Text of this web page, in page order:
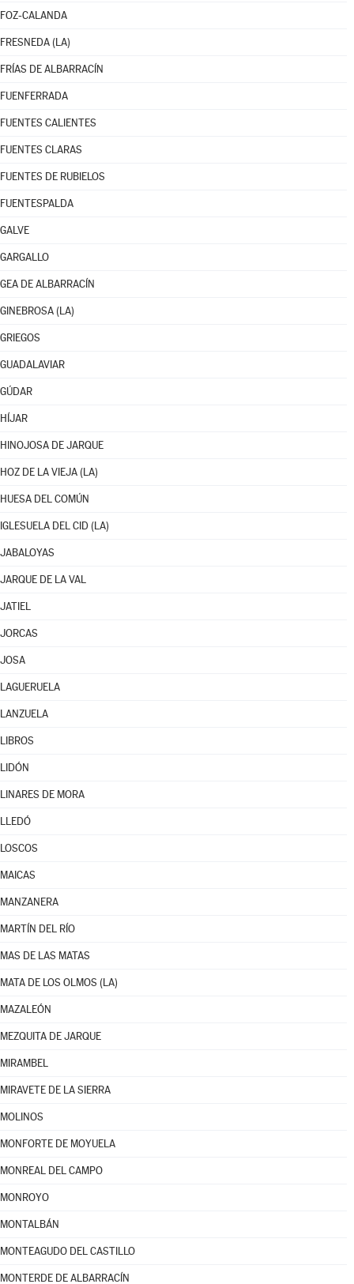
FOZ-CALANDA
FRESNEDA (LA)
FRÍAS DE ALBARRACÍN
FUENFERRADA
FUENTES CALIENTES
FUENTES CLARAS
FUENTES DE RUBIELOS
FUENTESPALDA
GALVE
GARGALLO
GEA DE ALBARRACÍN
GINEBROSA (LA)
GRIEGOS
GUADALAVIAR
GÚDAR
HÍJAR
HINOJOSA DE JARQUE
HOZ DE LA VIEJA (LA)
HUESA DEL COMÚN
IGLESUELA DEL CID (LA)
JABALOYAS
JARQUE DE LA VAL
JATIEL
JORCAS
JOSA
LAGUERUELA
LANZUELA
LIBROS
LIDÓN
LINARES DE MORA
LLEDÓ
LOSCOS
MAICAS
MANZANERA
MARTÍN DEL RÍO
MAS DE LAS MATAS
MATA DE LOS OLMOS (LA)
MAZALEÓN
MEZQUITA DE JARQUE
MIRAMBEL
MIRAVETE DE LA SIERRA
MOLINOS
MONFORTE DE MOYUELA
MONREAL DEL CAMPO
MONROYO
MONTALBÁN
MONTEAGUDO DEL CASTILLO
MONTERDE DE ALBARRACÍN